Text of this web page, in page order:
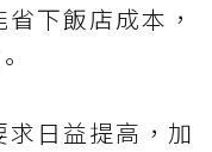
下飯店成本，
日益提高，加